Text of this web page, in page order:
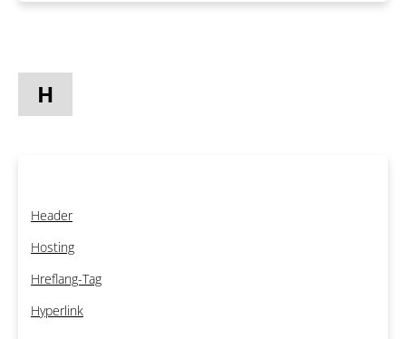
H
Header
Hosting
Hreflang-Tag
Hyperlink